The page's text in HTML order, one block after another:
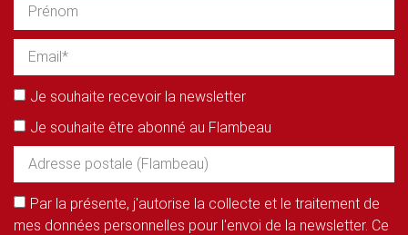
Je souhaite recevoir la newsletter
Je souhaite être abonné au Flambeau
Par la présente, j'autorise la collecte et le traitement de
mes données personnelles pour l'envoi de la newsletter. Ce